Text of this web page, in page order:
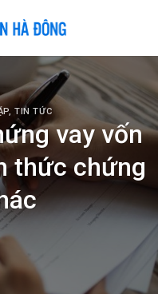
,TIN TỨC
vay vốn
thức chứng